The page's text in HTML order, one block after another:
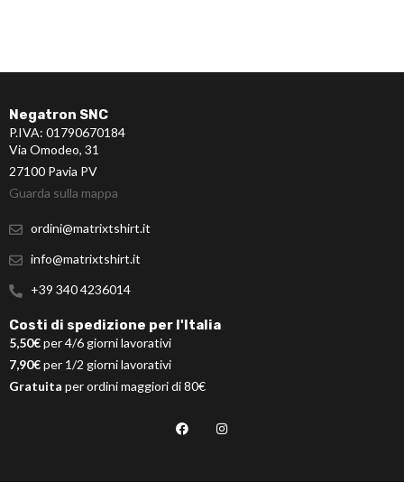
Negatron SNC
P.IVA: 01790670184
Via Omodeo, 31
27100 Pavia PV
Guarda sulla mappa
ordini@matrixtshirt.it
info@matrixtshirt.it
+39 340 4236014
Costi di spedizione per l'Italia
5,50€per 4/6 giorni lavorativi
7,90€per 1/2 giorni lavorativi
Gratuita per ordini maggiori di 80€